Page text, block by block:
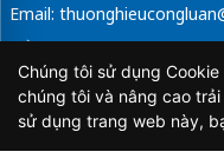
Email:
Tổng Biên Tập: Vũ Đức
Giấy phép hoạt động báo
Thông tin và Truyền thông
Chúng tôi sử dụng
chúng tôi và nâng cao
sử dụng trang web này,